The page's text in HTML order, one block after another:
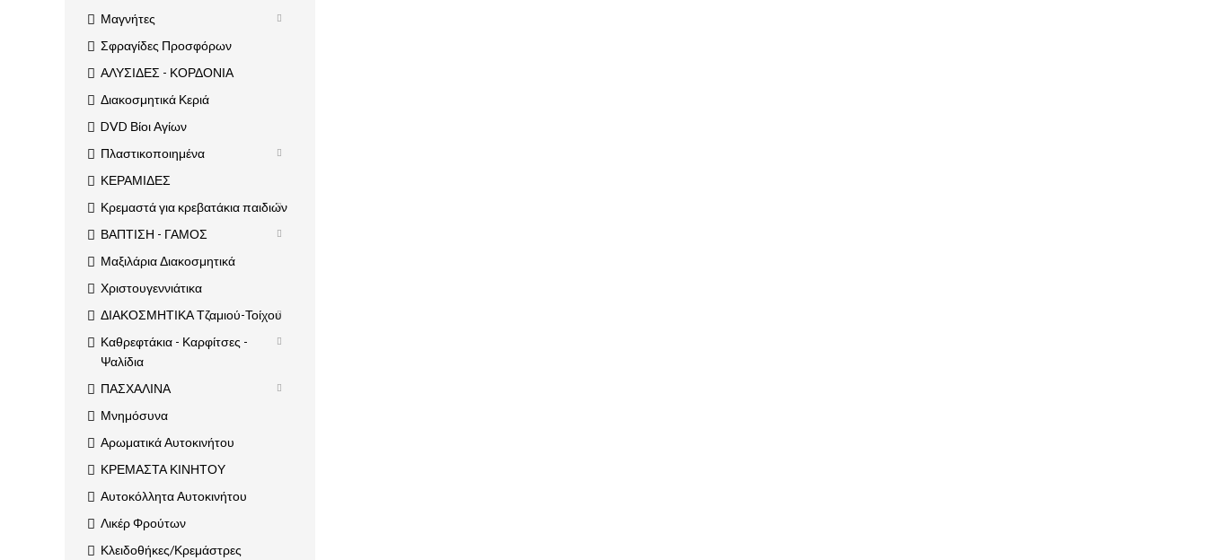
Μαγνήτες
Σφραγίδες Προσφόρων
ΑΛΥΣΙΔΕΣ - ΚΟΡΔΟΝΙΑ
Διακοσμητικά Κεριά
DVD Βίοι Αγίων
Πλαστικοποιημένα
ΚΕΡΑΜΙΔΕΣ
Κρεμαστά για κρεβατάκια παιδιών
ΒΑΠΤΙΣΗ - ΓΑΜΟΣ
Μαξιλάρια Διακοσμητικά
Χριστουγεννιάτικα
ΔΙΑΚΟΣΜΗΤΙΚΑ Τζαμιού-Τοίχου
Καθρεφτάκια - Καρφίτσες -
Ψαλίδια
ΠΑΣΧΑΛΙΝΑ
Μνημόσυνα
Αρωματικά Αυτοκινήτου
ΚΡΕΜΑΣΤΑ ΚΙΝΗΤΟΥ
Αυτοκόλλητα Αυτοκινήτου
Λικέρ Φρούτων
Κλειδοθήκες/Κρεμάστρες